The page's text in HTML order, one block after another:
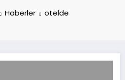
Haberler otelde